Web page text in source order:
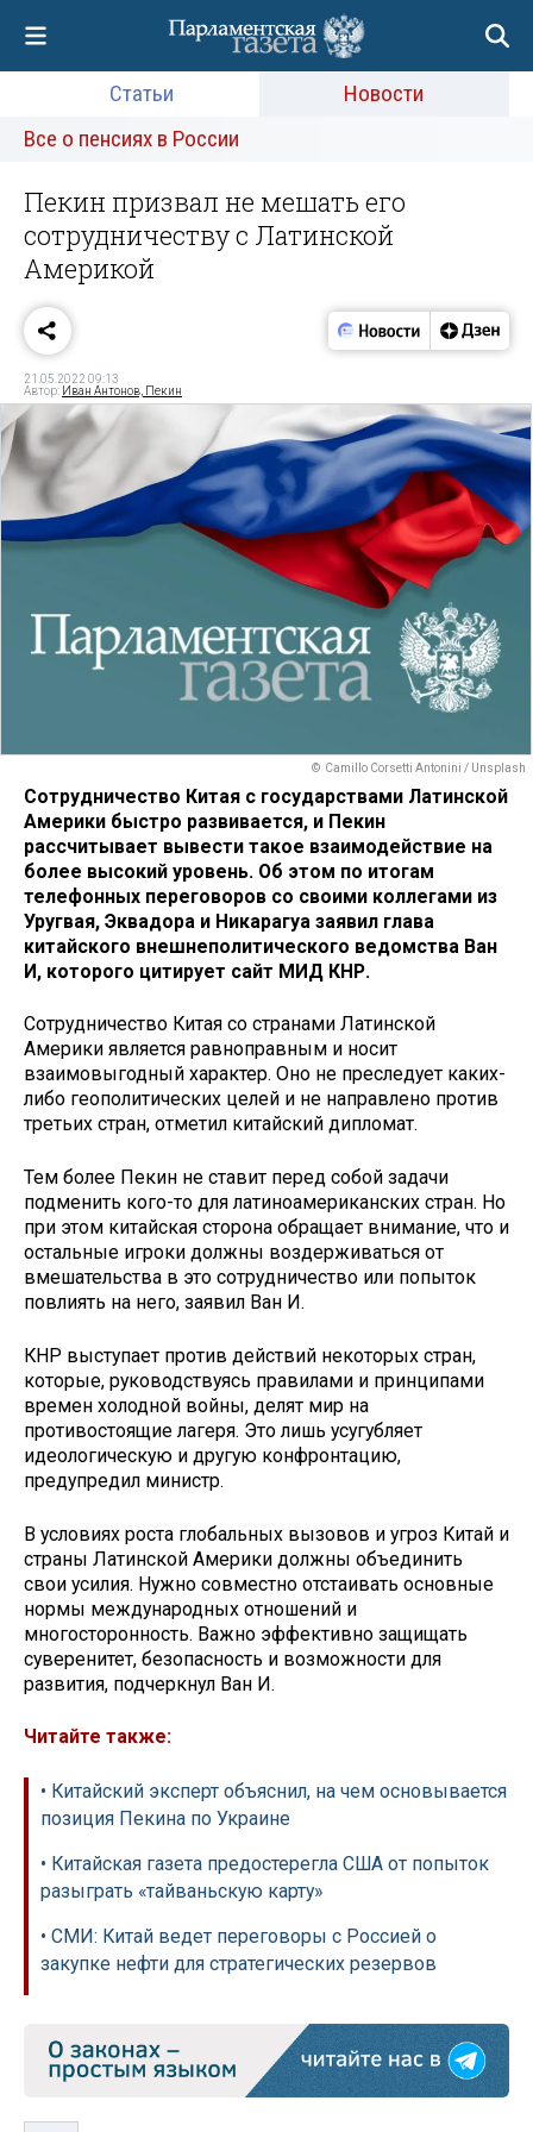
Статьи
Новости
Все о пенсиях в России
Пекин призвал не мешать его
сотрудничеству с Латинской
Америкой
21.05.2022 09:13
Автор: Иван Антонов, Пекин
© Camillo Corsetti Antonini / Unsplash
Сотрудничество Китая с государствами Латинской
Америки быстро развивается, и Пекин
рассчитывает вывести такое взаимодействие на
более высокий уровень. Об этом по итогам
телефонных переговоров со своими коллегами из
Уругвая, Эквадора и Никарагуа заявил глава
китайского внешнеполитического ведомства Ван
И, которого цитирует сайт МИД КНР.
Сотрудничество Китая со странами Латинской
Америки является равноправным и носит
взаимовыгодный характер. Оно не преследует каких-
либо геополитических целей и не направлено против
третьих стран, отметил китайский дипломат.
Тем более Пекин не ставит перед собой задачи
подменить кого-то для латиноамериканских стран. Но
при этом китайская сторона обращает внимание, что и
остальные игроки должны воздерживаться от
вмешательства в это сотрудничество или попыток
повлиять на него, заявил Ван И.
КНР выступает против действий некоторых стран,
которые, руководствуясь правилами и принципами
времен холодной войны, делят мир на
противостоящие лагеря. Это лишь усугубляет
идеологическую и другую конфронтацию,
предупредил министр.
В условиях роста глобальных вызовов и угроз Китай и
страны Латинской Америки должны объединить
свои усилия. Нужно совместно отстаивать основные
нормы международных отношений и
многосторонность. Важно эффективно защищать
суверенитет, безопасность и возможности для
развития, подчеркнул Ван И.
Читайте также:
• Китайский эксперт объяснил, на чем основывается
позиция Пекина по Украине
• Китайская газета предостерегла США от попыток
разыграть «тайваньскую карту»
• СМИ: Китай ведет переговоры с Россией о
закупке нефти для стратегических резервов